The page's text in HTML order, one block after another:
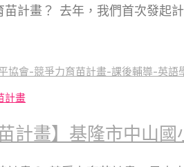
計畫？ 去年，我們首次發起
計畫
苗計畫】基隆市中山